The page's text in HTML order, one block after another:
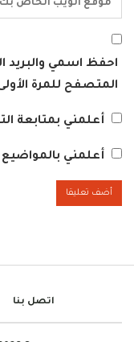
احفظ اسمي والبريد
المتصفح للمرة
أعلمني بمتابعة
أعلمني بالمواضيع
اتصل بنا